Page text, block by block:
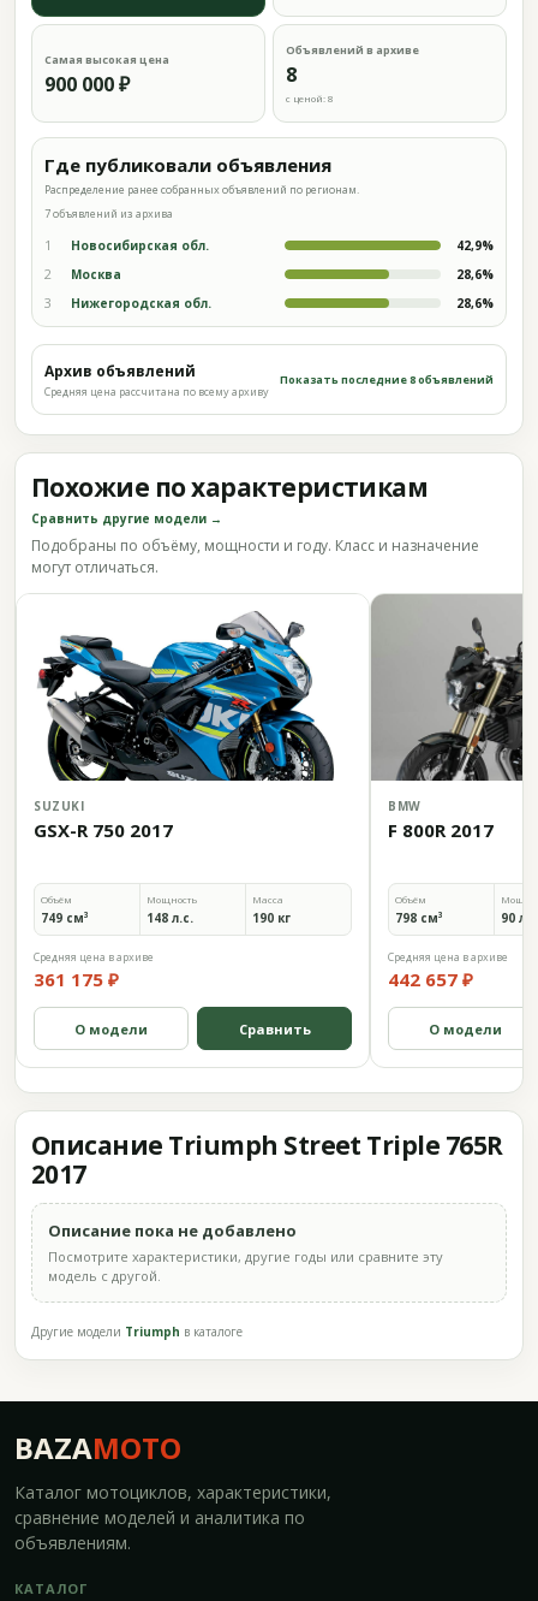
Самая высокая цена
900 000 ₽
Объявлений в архиве
8
с ценой: 8
Где публиковали объявления
Распределение ранее собранных объявлений по регионам.
7 объявлений из архива
1 Новосибирская обл. 42,9%
2 Москва 28,6%
3 Нижегородская обл. 28,6%
Архив объявлений
Средняя цена рассчитана по всему архиву
Показать последние 8 объявлений
Похожие по характеристикам
Сравнить другие модели →
Подобраны по объёму, мощности и году. Класс и назначение
могут отличаться.
SUZUKI
GSX-R 750 2017
Объём
749 см³
Мощность
148 л.с.
Масса
190 кг
Средняя цена в архиве
361 175 ₽
О модели Сравнить
BMW
F 800R 2017
Объём
798 см³ 90
Средняя цена в архиве
442 657 ₽
О модели
Описание Triumph Street Triple 765R
2017
Описание пока не добавлено
Посмотрите характеристики, другие годы или сравните эту
модель с другой.
Другие модели Triumph в каталоге
BAZAMOTO
Каталог мотоциклов, характеристики,
сравнение моделей и аналитика по
объявлениям.
КАТАЛОГ